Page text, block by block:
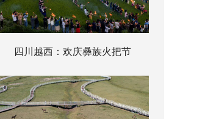
四川越西：欢庆彝族火把节